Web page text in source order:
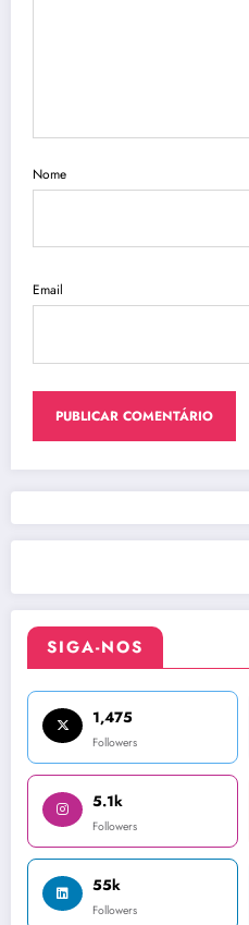
SIGA-NOS
1,475
Followers
5.1k
Followers
55k
Followers
Nome
Email